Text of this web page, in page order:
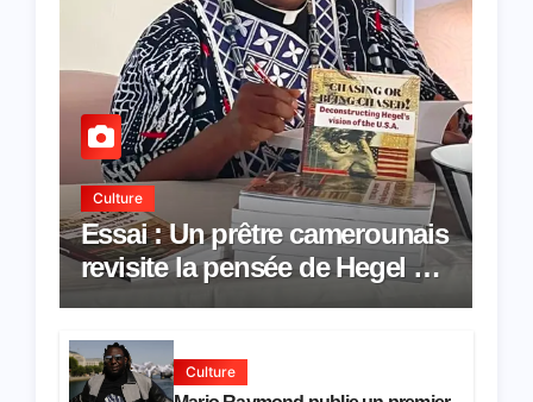
Culture
Essai : Un prêtre camerounais
revisite la pensée de Hegel à
travers le rêve américain
Culture